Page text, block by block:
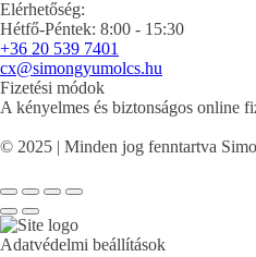
Elérhetőség:
Hétfő-Péntek: 8:00 - 15:30
+36 20 539 7401
cx@simongyumolcs.hu
Fizetési módok
A kényelmes és biztonságos online
© 2025 | Minden jog fenntartva
Adatvédelmi beállítások